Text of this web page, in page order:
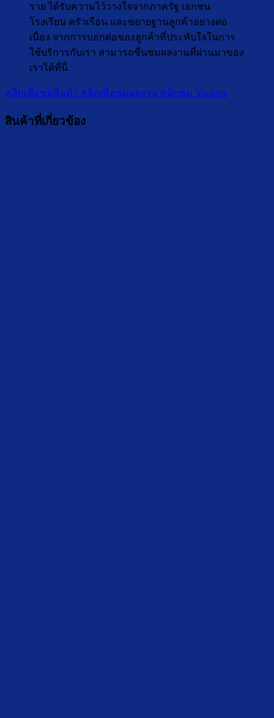
ราย ได้รับความไว้วางใจจากภาครัฐ เอกชน
โรงเรียน ครัวเรือน และขยายฐานลูกค้าอย่างต่อ
เนื่อง จากการบอกต่อของลูกค้าที่ประทับใจในการ
ใช้บริการกับเรา สามารถชื่นชมผลงานที่ผ่านมาของ
เราได้ที่นี่
คลิกเพื่อชมสินค้า คลิกเพื่อชมผลงาน คลิกชม Youtube
สินค้าที่เกี่ยวข้อง